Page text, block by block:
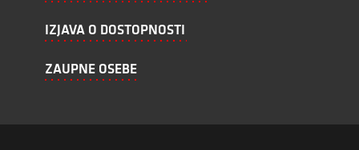
IZJAVA O DOSTOPNOSTI
ZAUPNE OSEBE